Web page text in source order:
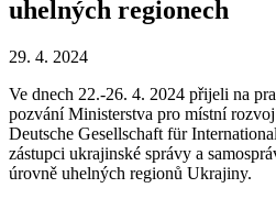
uhelných regionech
29. 4. 2024
Ve dnech 22.-26. 4. 2024 přijeli na
pozvání Ministerstva pro místní
Deutsche Gesellschaft für
zástupci ukrajinské správy a
úrovně uhelných regionů Ukrajiny.